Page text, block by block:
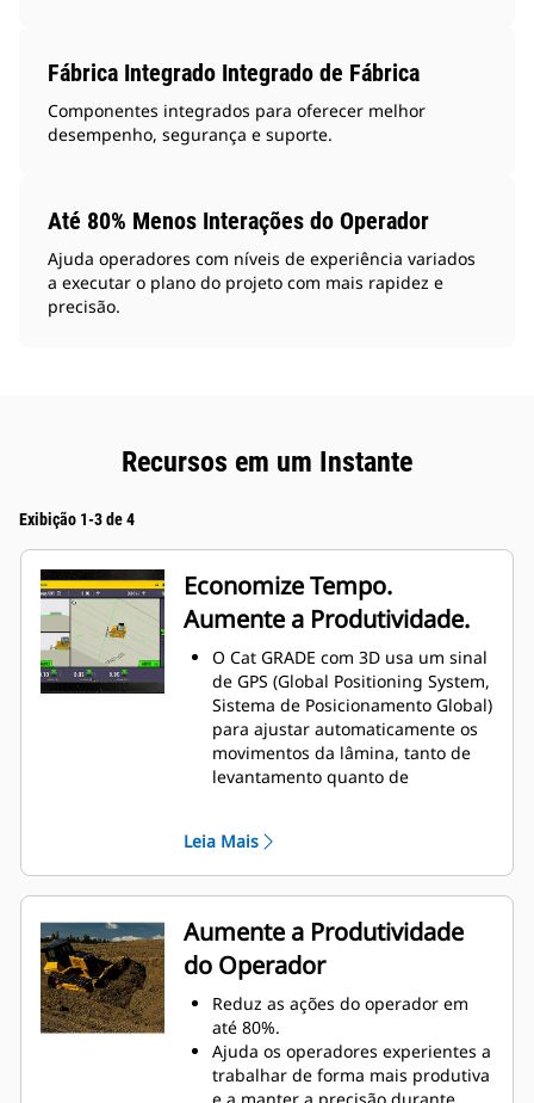
Fábrica Integrado Integrado de Fábrica
Componentes integrados para oferecer melhor
desempenho, segurança e suporte.
Até 80% Menos Interações do Operador
Ajuda operadores com níveis de experiência variados
a executar o plano do projeto com mais rapidez e
precisão.
Recursos em um Instante
Exibição 1-3 de 4
Economize Tempo.
Aumente a Produtividade.
O Cat GRADE com 3D usa um sinal
de GPS (Global Positioning System,
Sistema de Posicionamento Global)
para ajustar automaticamente os
movimentos da lâmina, tanto de
levantamento quanto de
Comece a planejar mais
rapidamente para economizar
tempo e reduzir o custo de
retrabalho, mão de obra e
materiais. Use em todas as fases
do trabalho: da movimentação de
grandes volumes de terra ao
nivelamento de acabamento.
Use o sistema em superfícies
planas e inclinações, bem como
em projetos e contornos
Leia Mais
Aumente a Produtividade
do Operador
Reduz as ações do operador em
até 80%.
Ajuda os operadores experientes a
trabalhar de forma mais produtiva